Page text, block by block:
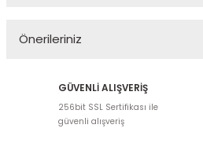
Önerileriniz
Bu ürünün fiyat bilgisi, resim, ürün
konularda yetersiz gördüğünüz
tarafımıza iletebilirsiniz.
Görüş ve önerileriniz için teşekkür
GÜVENLİ ALIŞVERİŞ
256bit SSL Sertifikası ile
güvenli alışveriş